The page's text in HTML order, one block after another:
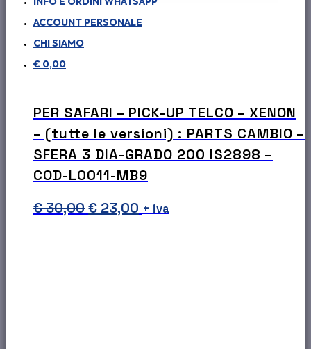
ACCOUNT PERSONALE
CHI SIAMO
€ 0,00
PER SAFARI – PICK-UP TELCO – XENON
– (tutte le versioni) : PARTS CAMBIO –
SFERA 3 DIA-GRADO 200 IS2898 –
COD-L0011-MB9
€30,00Il
€ 23,00 Il+ iva